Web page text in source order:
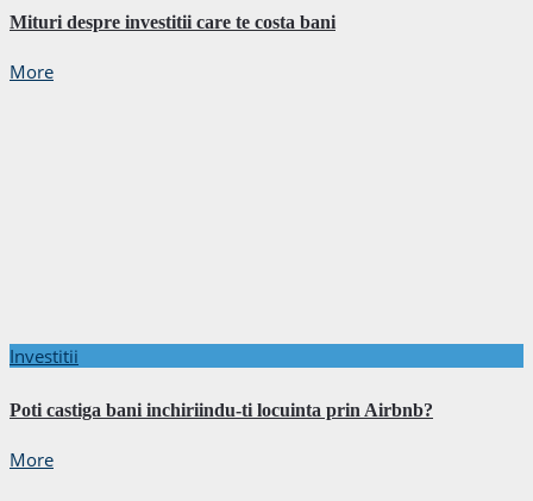
Mituri despre investitii care te costa bani
More
Investitii
Poti castiga bani inchiriindu-ti locuinta prin Airbnb?
More